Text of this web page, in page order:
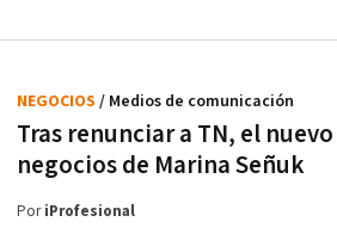
Tras renunciar a TN, el
negocios de Marina Señuk
NEGOCIOS / Medios de comunicación
PoriProfesional